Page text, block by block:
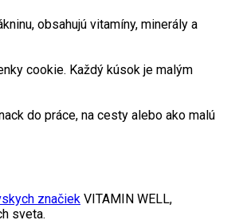
obsahujú vitamíny, minerály a
cookie. Každý kúsok je malým
do práce, na cesty alebo ako malú
značiek VITAMIN WELL,
sveta.